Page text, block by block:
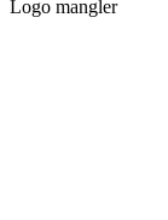
Logo mangler